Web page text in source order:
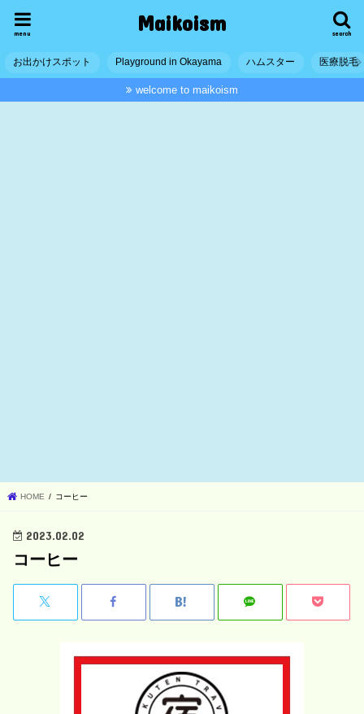
Maikoism search
menu
お出かけスポット Playground in Okayama ハムスター 医療脱毛
welcome to maikoism
HOME コーヒー
2023.02.02
コーヒー